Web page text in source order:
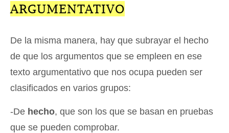
ARGUMENTATIVO
De la misma manera, hay que subrayar el hecho
de que los argumentos que se empleen en ese
texto argumentativo que nos ocupa pueden ser
clasificados en varios grupos:
-De hecho, que son los que se basan en pruebas
que se pueden comprobar.